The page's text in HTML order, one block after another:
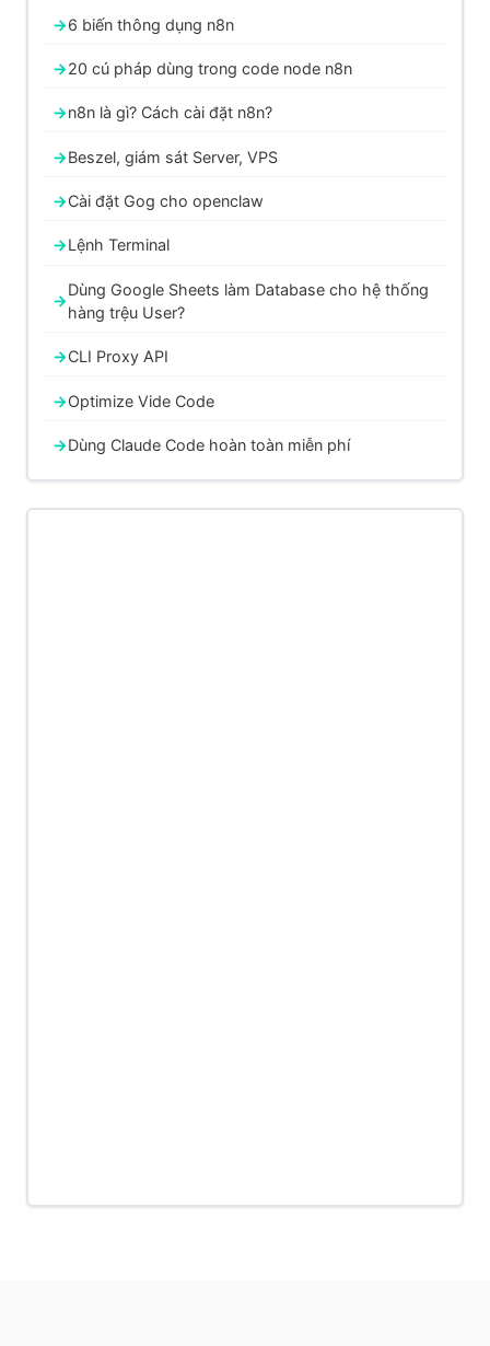
6 biến thông dụng n8n
20 cú pháp dùng trong code node n8n
n8n là gì? Cách cài đặt n8n?
Beszel, giám sát Server, VPS
Cài đặt Gog cho openclaw
Lệnh Terminal
Dùng Google Sheets làm Database cho hệ thống
hàng trệu User?
CLI Proxy API
Optimize Vide Code
Dùng Claude Code hoàn toàn miễn phí